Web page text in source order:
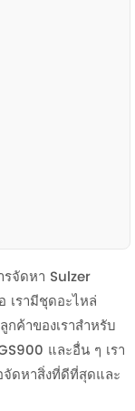
รจัดหา Sulzer
เรามีชุดอะไหล่
ค้าของเราสำหรับ
และอื่น ๆ เรา
ดหาสิ่งที่ดีที่สุดและ